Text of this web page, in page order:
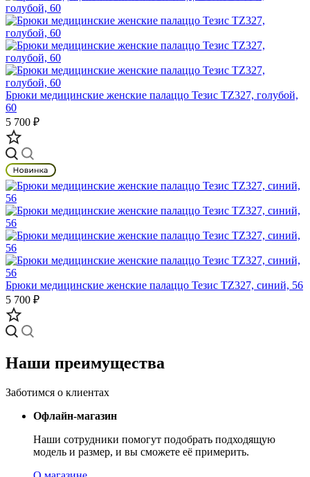
Брюки медицинские женские палаццо Тезис TZ327, голубой,
60
5 700 ₽
Брюки медицинские женские палаццо Тезис TZ327, синий, 56
5 700 ₽
Наши преимущества
Заботимся о клиентах
Офлайн-магазин
Наши сотрудники помогут подобрать подходящую
модель и размер, и вы сможете её примерить.